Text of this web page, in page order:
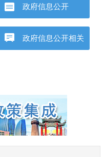
政府信息公开
政府信息公开相关